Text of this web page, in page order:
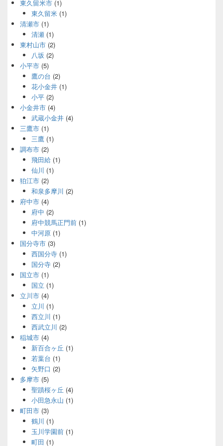
東久留米市 (1)
東久留米(1)
清瀬市 (1)
清瀬(1)
東村山市 (2)
八坂 (2)
小平市 (5)
鷹の台 (2)
花小金井(1)
小平(2)
小金井市 (4)
武蔵小金井(4)
三鷹市 (1)
三鷹 (1)
調布市 (2)
飛田給(1)
仙川 (1)
狛江市 (2)
和泉多摩川 (2)
府中市 (4)
府中 (2)
府中競馬正門前(1)
中河原(1)
国分寺市 (3)
西国分寺(1)
国分寺(2)
国立市 (1)
国立 (1)
立川市 (4)
立川 (1)
西立川 (1)
西武立川 (2)
稲城市 (4)
新百合ヶ丘 (1)
若葉台 (1)
矢野口 (2)
多摩市 (5)
聖蹟桜ヶ丘 (4)
小田急永山 (1)
町田市 (3)
鶴川 (1)
玉川学園前(1)
町田 (1)